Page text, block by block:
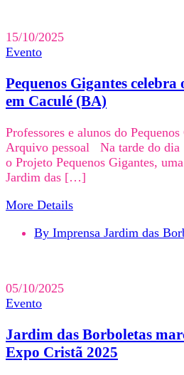
15/10/2025
Evento
Pequenos Gigantes
em Caculé (BA)
Professores e alunos do
Arquivo pessoal Na tarde do dia
o Projeto Pequenos Gigantes,
Jardim das […]
More Details
By Imprensa Jardim das
05/10/2025
Evento
Jardim das Borboletas
Expo Cristã 2025